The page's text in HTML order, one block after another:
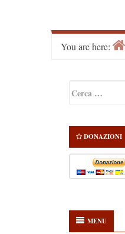
You are here:
Sidebar
per:
DONAZIONI
MENU